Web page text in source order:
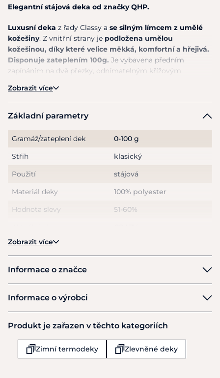
Elegantní stájová deka od značky QHP.
Luxusní deka z řady Classy a se silným límcem z umělé
kožešiny. Z vnitřní strany je podložena umělou
kožešinou, díky které velice měkká, komfortní a hřejivá.
Disponuje zateplením 100g. Je vybavena předním
zapínáním na dvě přezky, odnímatelným křížovým
podocasní šňůrou.
Materiál:100% polyester
Pokyny k péči
Lze prát na 30°C. Zapněte suché zipy a
všechny přezky.
Zobrazit více
Základní parametry
Gramáž/zateplení dek
0-100 g
Střih
klasický
Použití
stájová
Materiál deky
100% polyester
Hodnota slevy
51-60%
Zobrazit více
Informace o značce
QHP
Informace o výrobci
Brands of Q
Richterlaan 7
Drachten
Produkt je zařazen v těchto kategoriích
Zimní termodeky Zlevněné deky